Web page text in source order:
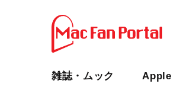
雑誌・ムック Apple